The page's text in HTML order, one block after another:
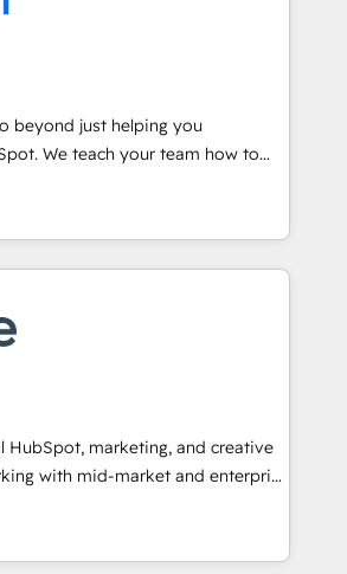
⬅️ to access 150+ Kickstart
that put HubSpot in the center
🛍️ Shopify or
Stripe or Paypal 💰 Sage or
or Microsoft ✍️ DocuSign or
"Custom Integrations"
sync data across... 🔄 any
with Advanced Website and
our in-house "HubScrub" Tool.
beyond just helping you
how to
evolution of They Ask, You
only HubSpot partner built
and training. That means
and internal team you need to
close deals faster, and grow
You’ll learn how to: •
organize your HubSpot portal •
fully using HubSpot • Track
across the entire buyer journey
and videos that attract
Our coaching-led
HubSpot, marketing, and creative
with mid-market and enterprise
and teams that turn
growth engine. Named